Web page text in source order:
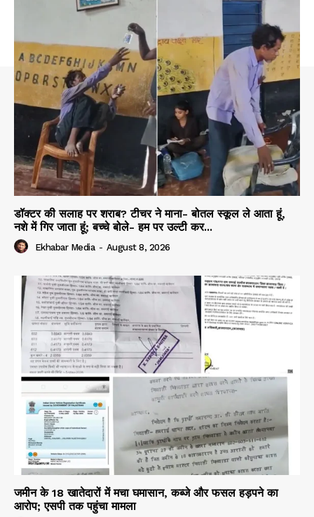
डॉक्टर की सलाह पर शराब? टीचर ने माना- बोतल स्कूल ले आता हूं,
नशे में गिर जाता हूं; बच्चे बोले- हम पर उल्टी कर...
Ekhabar Media - August 8, 2026
जमीन के 18 खातेदारों में मचा घमासान, कब्जे और फसल हड़पने का
आरोप; एसपी तक पहुंचा मामला